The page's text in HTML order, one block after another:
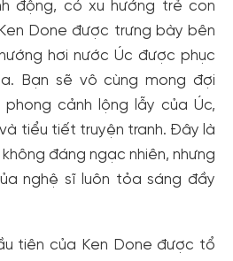
động, có xu hướng trẻ con
Done được trưng bày bên
hơi nước Úc được phục
Bạn sẽ vô cùng mong đợi
cảnh lộng lẫy của Úc,
tiểu tiết truyện tranh. Đây là
đáng ngạc nhiên, nhưng
nghệ sĩ luôn tỏa sáng đầy
tiên của Ken Done được tổ